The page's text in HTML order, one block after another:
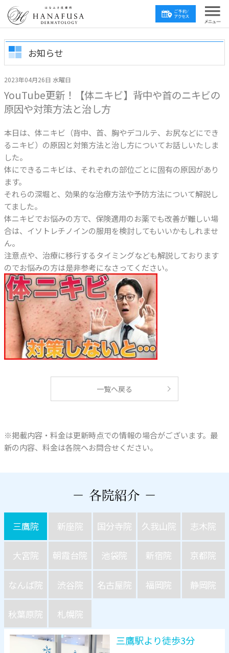
お知らせ
2023年04月26日 水曜日
YouTube更新！【体ニキビ】背中や首のニキビの
原因や対策方法と治し方
本日は、体ニキビ（背中、首、胸やデコルテ、お尻などにでき
るニキビ）の原因と対策方法と治し方についてお話しいたしま
した。
体にできるニキビは、それぞれの部位ごとに固有の原因があり
ます。
それらの深堀と、効果的な治療方法や予防方法について解説し
てました。
体ニキビでお悩みの方で、保険適用のお薬でも改善が難しい場
合は、イソトレチノインの服用を検討してもいいかもしれませ
ん。
注意点や、治療に移行するタイミングなども解説しております
のでお悩みの方は是非参考になさってください。
一覧へ戻る
※掲載内容・料金は更新時点での情報の場合がございます。最
新の内容、料金は各院へお問合せください。
三鷹院 新座院 国分寺院 久我山院 志木院
大宮院 朝霞台院 池袋院 新宿院 京都院
なんば院 渋谷院 名古屋院 福岡院 静岡院
秋葉原院 札幌院
三鷹駅より徒歩3分